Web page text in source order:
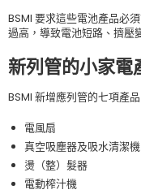
BSMI 要求這些電池產品必
過高，導致電池短路、擠壓
新列管的小家電
BSMI 新增應列管的七項產
電風扇
真空吸塵器及吸水清潔機
燙（整）髮器
電動榨汁機